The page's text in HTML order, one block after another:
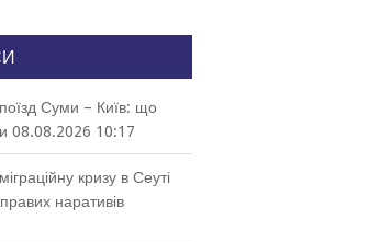
Суми – Київ: що
08.08.2026 10:17
кризу в Сеуті
наративів